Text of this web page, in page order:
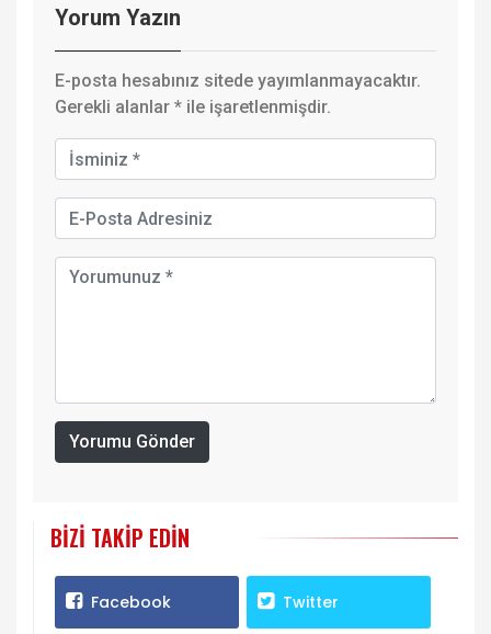
Yorum Yazın
E-posta hesabınız sitede yayımlanmayacaktır.
Gerekli alanlar * ile işaretlenmişdir.
Yorumu Gönder
BIZI TAKIP EDIN
Facebook Twitter